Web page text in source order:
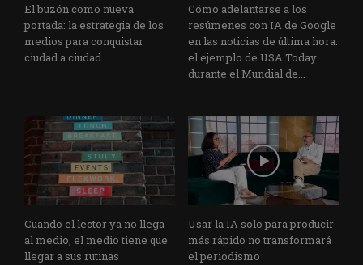
El buzón como nueva
portada: la estrategia de los
medios para conquistar
ciudad a ciudad
Cómo adelantarse a los
resúmenes con IA de Google
en las noticias de última hora:
el ejemplo de USA Today
durante el Mundial de...
Cuando el lector ya no llega
al medio, el medio tiene que
llegar a sus rutinas
Usar la IA solo para producir
más rápido no transformará
el periodismo